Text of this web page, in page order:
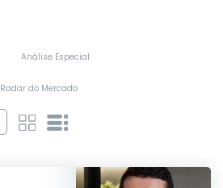
Análise Especial
Radar do Mercado